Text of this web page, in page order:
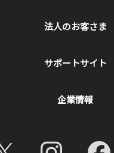
法人のお客さま
サポートサイト
企業情報